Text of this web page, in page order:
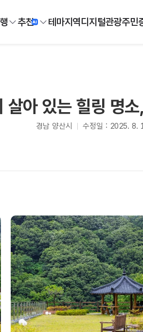
추천 테마지역디지털관광주민
살아 있는 힐링 명
경남 양산시 수정일 : 2025. 8.